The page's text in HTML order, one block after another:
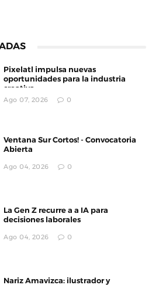
Pixelatl impulsa nuevas
oportunidades para la industria
creativa
Ago 07, 2026 0
Ventana Sur Cortos! - Convocatoria
Abierta
Ago 04, 2026 0
La Gen Z recurre a a IA para
decisiones laborales
Ago 04, 2026 0
Nariz Amavizca: ilustrador y